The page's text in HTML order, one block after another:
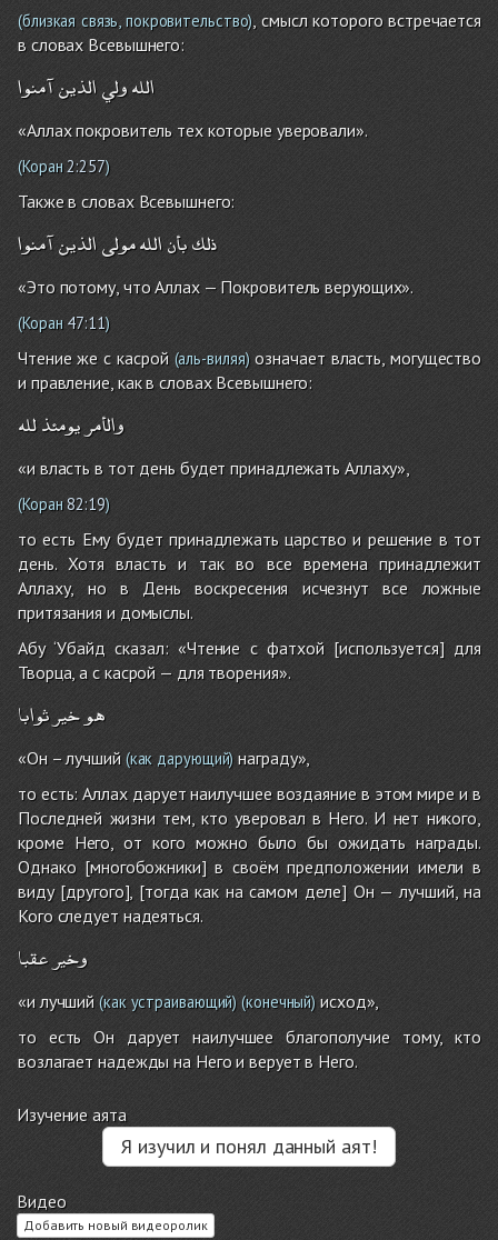
(близкая связь, покровительство), смысл которого встречается
в словах Всевышнего:
اللهوليالذينآمنوا
«Аллах покровитель тех которые уверовали».
(Коран2:257)
Также в словах Всевышнего:
ذلكبأناللهمولىالذينآمنوا
«Это потому, что Аллах — Покровитель верующих».
(Коран 47:11)
Чтение же с касрой(аль-виляя)означает власть, могущество
и правление, как в словах Всевышнего:
والأمريومئذلله
«и власть в тот день будет принадлежать Аллаху»,
(Коран82:19)
то есть Ему будет принадлежать царство и решение в тот
день. Хотя власть и так во все времена принадлежит
Аллаху, но в День воскресения исчезнут все ложные
притязания и домыслы.
Абу ‘Убайд сказал: «Чтение с фатхой [используется] для
Творца, а с касрой — для творения».
هوخيرثوابا
«Он – лучший(как дарующий) награду»,
то есть: Аллах дарует наилучшее воздаяние в этом мире и в
Последней жизни тем, кто уверовал в Него. И нет никого,
кроме Него, от кого можно было бы ожидать награды.
Однако [многобожники] в своём предположении имели в
виду [другого], [тогда как на самом деле] Он — лучший, на
Кого следует надеяться.
وخيرعقبا
«и лучший (как устраивающий) (конечный) исход»,
то есть Он дарует наилучшее благополучие тому, кто
возлагает надежды на Него и верует в Него.
Изучение аята
Я изучил и понял данный аят!
Видео
Добавить новый видеоролик